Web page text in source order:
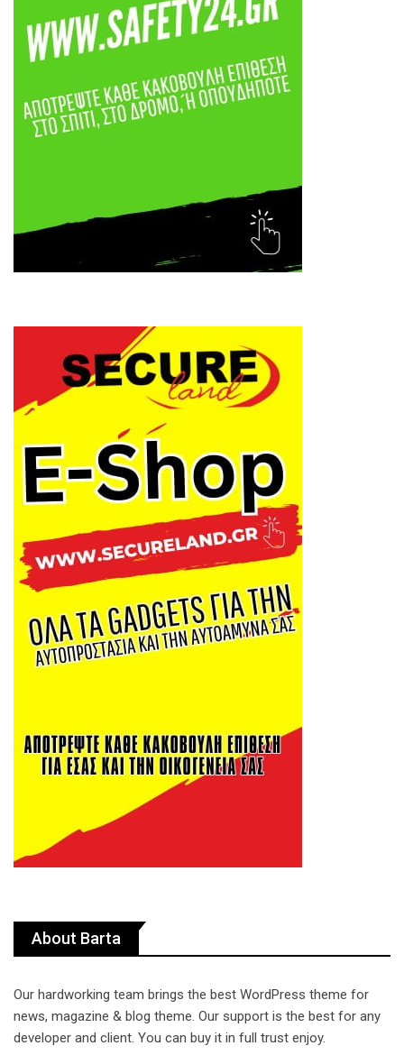
About Barta
Our hardworking team brings the best WordPress theme for
news, magazine & blog theme. Our support is the best for any
developer and client. You can buy it in full trust enjoy.